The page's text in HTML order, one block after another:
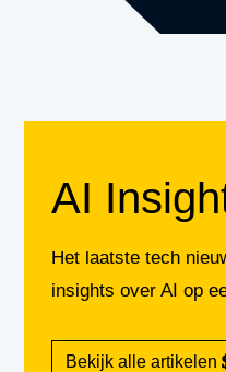
AI
Het laatste tech
insights over AI op
Bekijk alle artikelen